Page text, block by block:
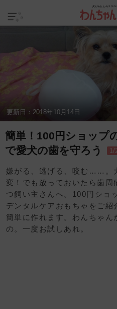
更新日： 2018年10月14日
簡単！100円ショップ
で愛犬の歯を守ろう
1/
嫌がる、逃げる、咬む……。
変！でも放っておいたら歯周
つ飼い主さんへ。100円ショ
デンタルケアおもちゃをご紹
簡単に作れます。わんちゃん
の。一度お試しあれ。